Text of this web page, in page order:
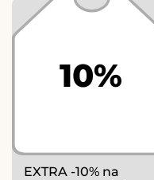
10%
EXTRA -10% na